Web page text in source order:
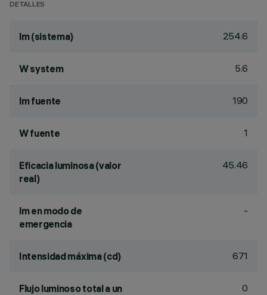
DETALLES
lm (sistema) 254.6
W system 5.6
lm fuente 190
W fuente 1
Eficacia luminosa (valor
real)
45.46
lm en modo de
emergencia
-
Intensidad máxima (cd) 671
Flujo luminoso total a un
0